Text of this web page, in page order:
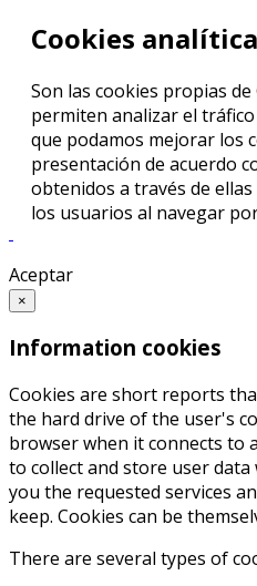
Cookies
Son las cookies propias
permiten analizar el
que podamos mejorar los
presentación de acuerdo
obtenidos a través de
los usuarios al navegar
Aceptar
×
Information cookies
Cookies are short reports
the hard drive of the user's
browser when it connects to
to collect and store user
you the requested services
keep. Cookies can be
There are several types of